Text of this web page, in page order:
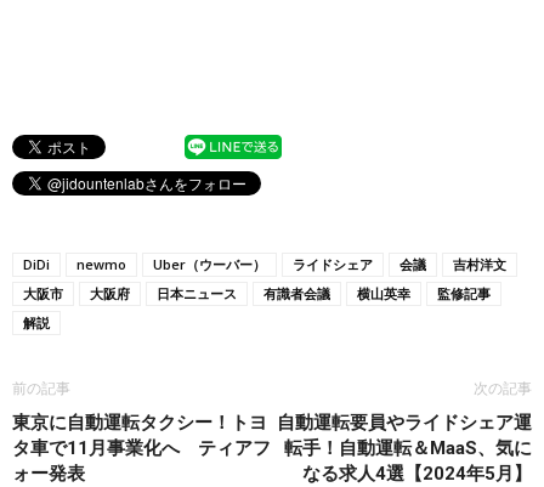
DiDi newmo Uber（ウーバー） ライドシェア 会議
吉村洋文
大阪市
大阪府 日本ニュース 有識者会議 横山英幸
監修記事
解説
前の記事
東京に自動運転タクシー！トヨ
タ車で11月事業化へ ティアフ
ォー発表
次の記事
自動運転要員やライドシェア運
転手！自動運転＆MaaS、気に
なる求人4選【2024年5月】